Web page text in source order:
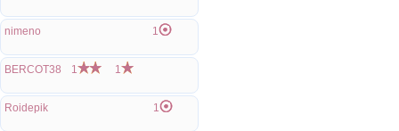
nimeno 1
BERCOT38 1 1
Roidepik 1